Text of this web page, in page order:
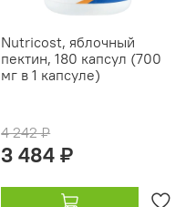
Nutricost, яблочный
пектин, 180 капсул (700
мг в 1 капсуле)
4 242 ₽
3 484 ₽